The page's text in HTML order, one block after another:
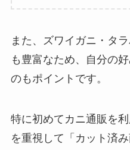
また、ズワイガニ・タ
も豊富なため、自分の
のもポイントです。
特に初めてカニ通販を
を重視して「カット済